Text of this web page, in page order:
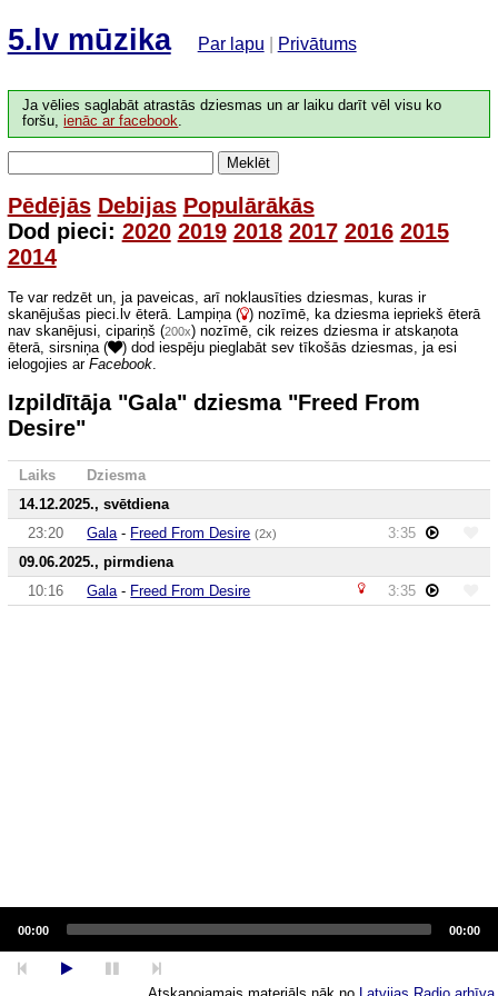
5.lv mūzika Par lapu Privātums
Ja vēlies saglabāt atrastās dziesmas un ar laiku darīt vēl visu ko
foršu,ienāc ar facebook.
Meklēt
Pēdējās Debijas Populārākās
Dod pieci: 2020 2019 2018 2017 2016 2015
2014
Te var redzēt un, ja paveicas, arī noklausīties dziesmas, kuras ir
skanējušas pieci.lv ēterā. Lampiņa ( ) nozīmē, ka dziesma iepriekš ēterā
nav skanējusi, cipariņš (200x) nozīmē, cik reizes dziesma ir atskaņota
ēterā, sirsniņa (
) dod iespēju pieglabāt sev tīkošās dziesmas, ja esi
ielogojies ar Facebook.
Izpildītāja "Gala" dziesma "Freed From
Desire"
Laiks
Dziesma
14.12.2025., svētdiena
23:20
Gala - Freed From Desire (2x)
3:35
09.06.2025., pirmdiena
10:16
Gala - Freed From Desire 3:35
Player
00:00 00:00